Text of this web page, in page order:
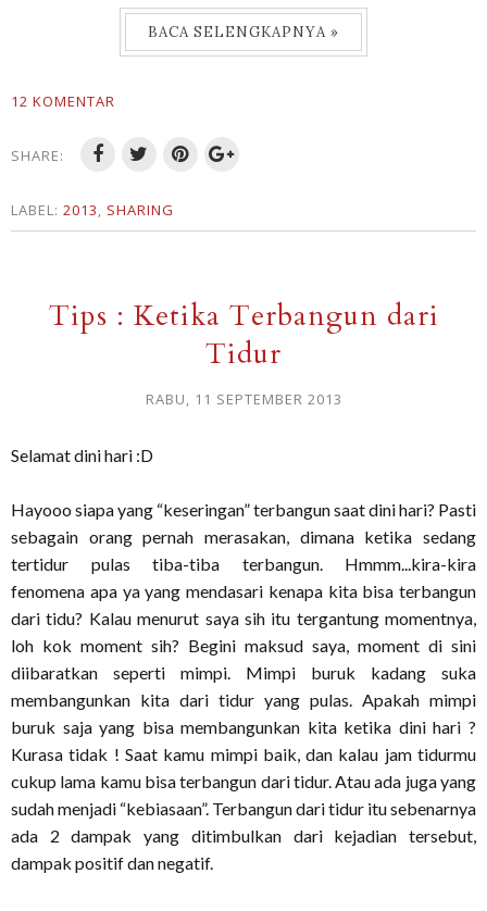
BACA SELENGKAPNYA »
12 KOMENTAR
SHARE:
LABEL: 2013, SHARING
Tips : Ketika Terbangun dari
Tidur
RABU, 11 SEPTEMBER 2013
Selamat dini hari :D
Hayooo siapa yang “keseringan” terbangun saat dini hari? Pasti
sebagain orang pernah merasakan, dimana ketika sedang
tertidur pulas tiba-tiba terbangun. Hmmm...kira-kira
fenomena apa ya yang mendasari kenapa kita bisa terbangun
dari tidu? Kalau menurut saya sih itu tergantung momentnya,
loh kok moment sih? Begini maksud saya, moment di sini
diibaratkan seperti mimpi. Mimpi buruk kadang suka
membangunkan kita dari tidur yang pulas. Apakah mimpi
buruk saja yang bisa membangunkan kita ketika dini hari ?
Kurasa tidak ! Saat kamu mimpi baik, dan kalau jam tidurmu
cukup lama kamu bisa terbangun dari tidur. Atau ada juga yang
sudah menjadi “kebiasaan”. Terbangun dari tidur itu sebenarnya
ada 2 dampak yang ditimbulkan dari kejadian tersebut,
dampak positif dan negatif.